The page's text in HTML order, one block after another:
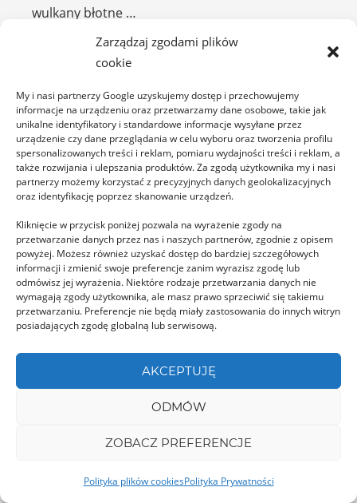
Zarządzaj zgodami plików
cookie
My i nasi partnerzy Google uzyskujemy dostęp i przechowujemy
informacje na urządzeniu oraz przetwarzamy dane osobowe, takie jak
unikalne identyfikatory i standardowe informacje wysyłane przez
urządzenie czy dane przeglądania w celu wyboru oraz tworzenia profilu
spersonalizowanych treści i reklam, pomiaru wydajności treści i reklam, a
także rozwijania i ulepszania produktów. Za zgodą użytkownika my i nasi
partnerzy możemy korzystać z precyzyjnych danych geolokalizacyjnych
oraz identyfikację poprzez skanowanie urządzeń.
Kliknięcie w przycisk poniżej pozwala na wyrażenie zgody na
przetwarzanie danych przez nas i naszych partnerów, zgodnie z opisem
powyżej. Możesz również uzyskać dostęp do bardziej szczegółowych
informacji i zmienić swoje preferencje zanim wyrazisz zgodę lub
odmówisz jej wyrażenia. Niektóre rodzaje przetwarzania danych nie
wymagają zgody użytkownika, ale masz prawo sprzeciwić się takiemu
przetwarzaniu. Preferencje nie będą miały zastosowania do innych witryn
posiadających zgodę globalną lub serwisową.
AKCEPTUJĘ
ODMÓW
ZOBACZ PREFERENCJE
Polityka plików cookiesPolityka Prywatności
wulkany błotne …
Vulcanii Noroioși Pâclele Mari
Wulkany Błotne Pâclele Mici –
https://rumunia.travel.pl/vulcanii-noroiosi-
paclele-mici/, przyszedł …
CARAȘ-SEVERIN
W Rumunii, na pograniczu gór Aninei i Semenic